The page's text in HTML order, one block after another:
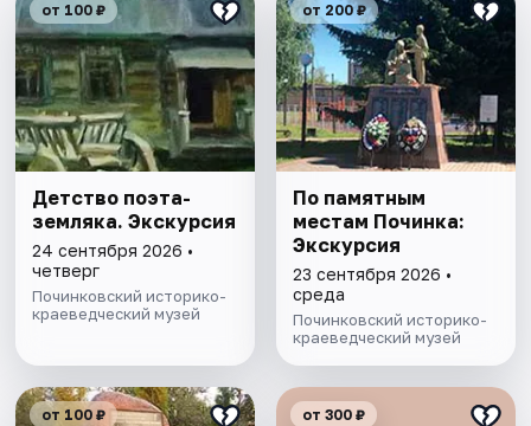
от 100 ₽
Детство поэта-
земляка. Экскурсия
24 сентября 2026 •
четверг
Починковский историко-
краеведческий музей
от 200 ₽
По памятным
местам Починка:
Экскурсия
23 сентября 2026 •
среда
Починковский историко-
краеведческий музей
от 100 ₽ от 300 ₽